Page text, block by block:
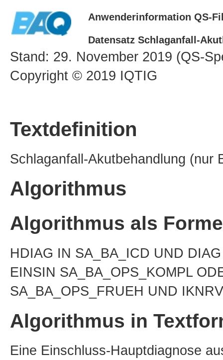
Anwenderinformation QS-
Datensatz Schlaganfall-
Stand: 29. November 2019 (QS-
Copyright © 2019 IQTIG
Textdefinition
Schlaganfall-Akutbehandlung (nur
Algorithmus
Algorithmus als
HDIAG IN SA_BA_ICD UND
EINSIN SA_BA_OPS_KOMPL
SA_BA_OPS_FRUEH UND
Algorithmus in
Eine Einschluss-Hauptdiagnose